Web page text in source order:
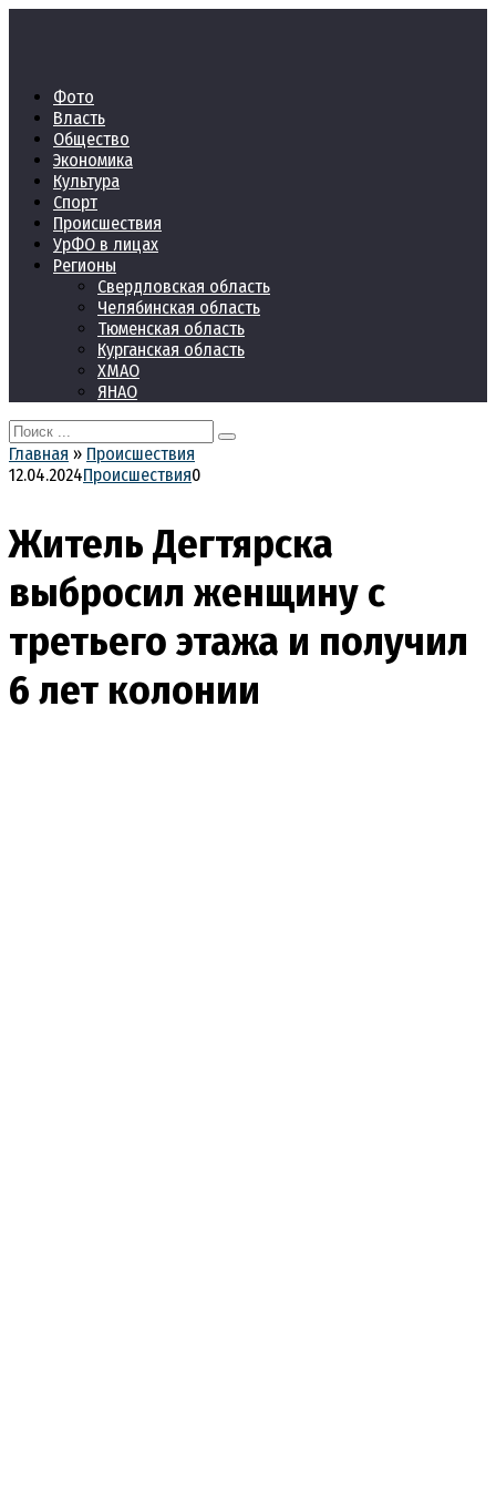
Фото
Власть
Общество
Экономика
Культура
Спорт
Происшествия
УрФО в лицах
Регионы
Свердловская область
Челябинская область
Тюменская область
Курганская область
ХМАО
ЯНАО
Search
for:
Главная » Происшествия
12.04.2024Происшествия0
Житель Дегтярска
выбросил женщину с
третьего этажа и получил
6 лет колонии